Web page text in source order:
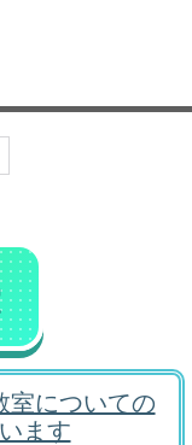
室についての
ます